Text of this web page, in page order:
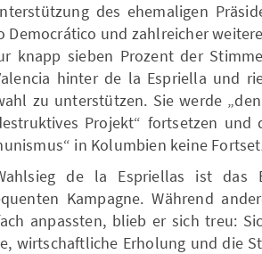
des ehemaligen
Democrático und zahlreicher
knapp sieben Prozent der
hinter de la Espriella und
zu unterstützen. Sie werde
Projekt“ fortsetzen und
in Kolumbien keine
de la Espriellas ist das
Kampagne. Während
anpassten, blieb er sich treu:
wirtschaftliche Erholung und die